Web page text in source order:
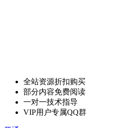
全站资源折扣购买
部分内容免费阅读
一对一技术指导
VIP用户专属QQ群